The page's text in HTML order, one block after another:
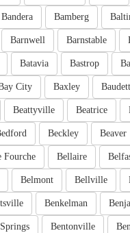
Bamberg
Bandera
Barnstable
Barnwell
Bastrop
Batavia
Baxley
City
Beatrice
Beattyville
Beaver
Beckley
Bellaire
Fourche
Bellville
Belmont
Benkelman
Bentonville